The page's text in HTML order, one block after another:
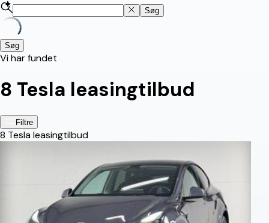
Søg
Søg
Vi har fundet
8 Tesla leasingtilbud
Filtre
8 Tesla leasingtilbud